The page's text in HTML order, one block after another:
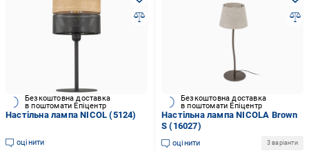
Безкоштовна доставка
в поштомати Епіцентр
Настільна лампа NICOL (5124)
оцінити
Безкоштовна доставка
в поштомати Епіцентр
Настільна лампа NICOLA Brown
S (16027)
оцінити 3 варіанти